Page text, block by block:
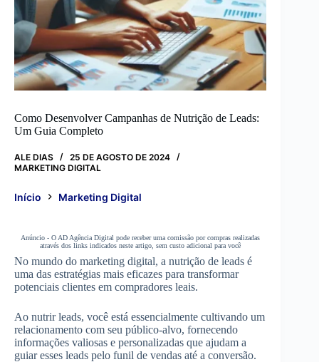
Como Desenvolver Campanhas de Nutrição de Leads:
Um Guia Completo
ALE DIAS
25 DE AGOSTO DE 2024
MARKETING DIGITAL
Início Marketing Digital
Anúncio - O AD Agência Digital pode receber uma comissão por compras realizadas
através dos links indicados neste artigo, sem custo adicional para você
No mundo do marketing digital, a nutrição de leads é
uma das estratégias mais eficazes para transformar
potenciais clientes em compradores leais.
Ao nutrir leads, você está essencialmente cultivando um
relacionamento com seu público-alvo, fornecendo
informações valiosas e personalizadas que ajudam a
guiar esses leads pelo funil de vendas até a conversão.